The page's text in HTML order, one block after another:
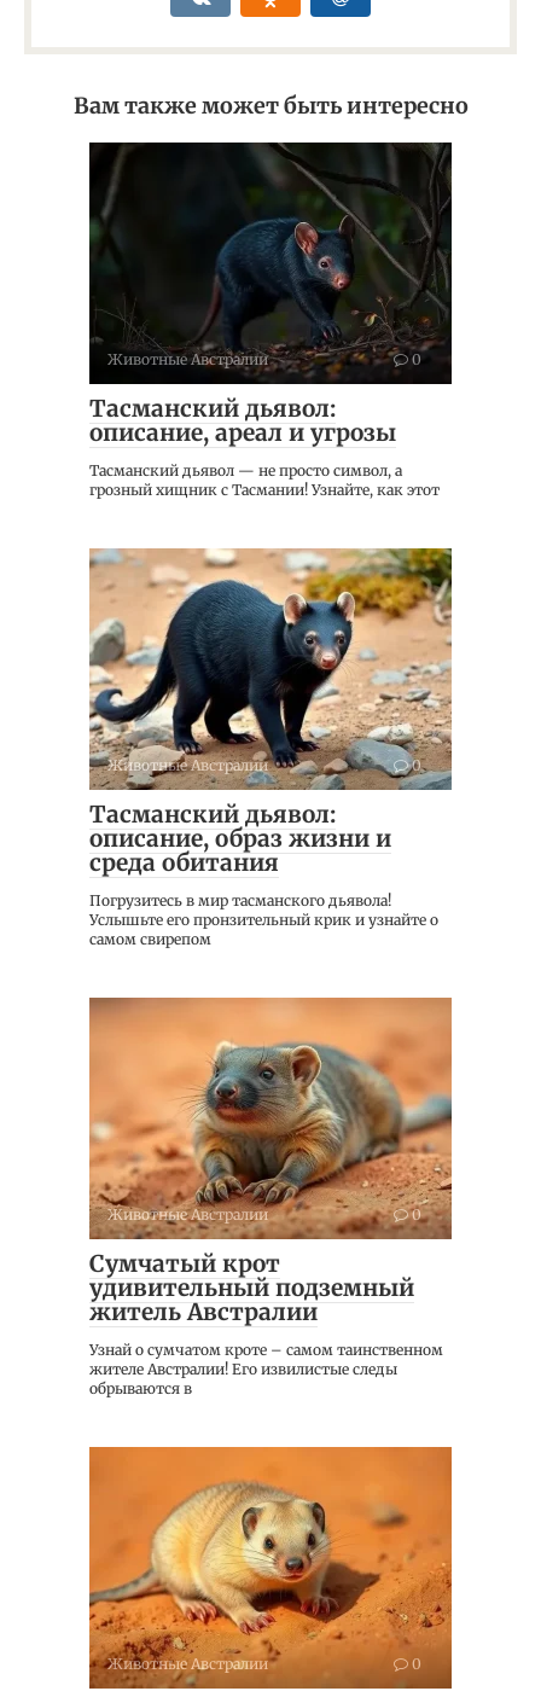
Вам также может быть интересно
Животные Австралии 0
Тасманский дьявол:
описание, ареал и угрозы
Тасманский дьявол — не просто символ, а
грозный хищник с Тасмании! Узнайте, как этот
Животные Австралии 0
Тасманский дьявол:
описание, образ жизни и
среда обитания
Погрузитесь в мир тасманского дьявола!
Услышьте его пронзительный крик и узнайте о
самом свирепом
Животные Австралии 0
Сумчатый крот
удивительный подземный
житель Австралии
Узнай о сумчатом кроте – самом таинственном
жителе Австралии! Его извилистые следы
обрываются в
Животные Австралии 0